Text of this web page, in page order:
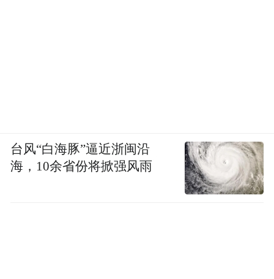
台风“白海豚”逼近浙闽沿
海，10余省份将掀强风雨